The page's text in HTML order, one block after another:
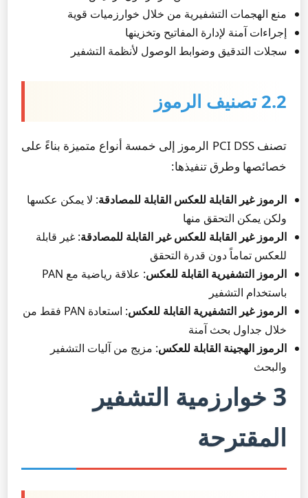
منع الهجمات التشفيرية من خلال خوارزميات قوية
إجراءات آمنة لإدارة المفاتيح وتخزينها
سجلات التدقيق وضوابط الوصول لأنظمة التشفير
2.2 تصنيف الرموز
تصنف PCI DSS الرموز إلى خمسة أنواع متميزة بناءً على
خصائصها وطرق تنفيذها:
الرموز غير القابلة للعكس القابلة للمصادقة: لا يمكن عكسها
ولكن يمكن التحقق منها
الرموز غير القابلة للعكس غير القابلة للمصادقة: غير قابلة
للعكس تماماً دون قدرة التحقق
الرموز التشفيرية القابلة للعكس
: علاقة رياضية مع PAN
باستخدام التشفير
الرموز غير التشفيرية القابلة للعكس
: استعادة PAN فقط من
خلال جداول بحث آمنة
الرموز الهجينة القابلة للعكس: مزيج من آليات التشفير
والبحث
3 خوارزمية التشفير
المقترحة